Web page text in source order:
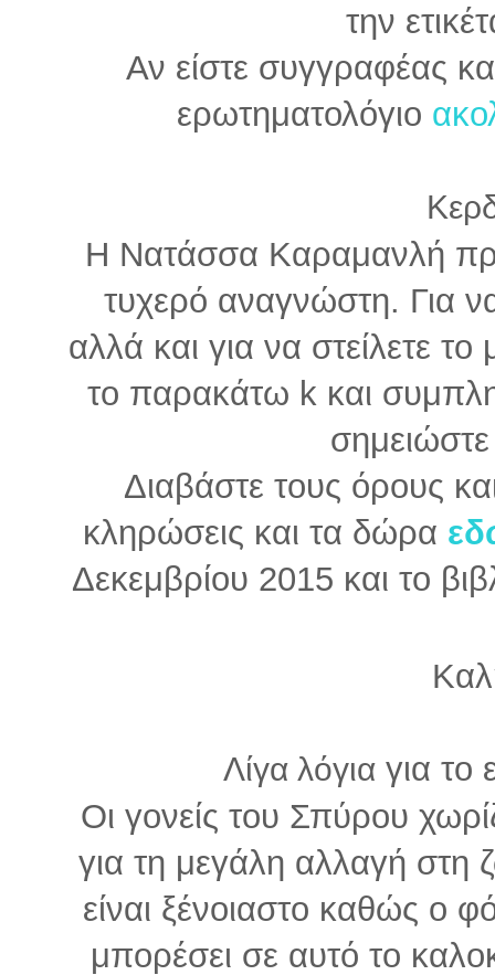
την
Αν είστε συγγραφέας
ερωτηματολόγιο
Η Νατάσσα Καραμανλή
τυχερό αναγνώστη. Για
αλλά και για να στείλετε
το παρακάτω k και
Διαβάστε τους όρους
κληρώσεις και τα δώρα
Δεκεμβρίου 2015 και το
Λίγα λόγιαγια το
Οι γονείς του Σπύρου
για τη μεγάλη αλλαγή στη
είναι ξένοιαστο καθώς ο
μπορέσει σε αυτό το